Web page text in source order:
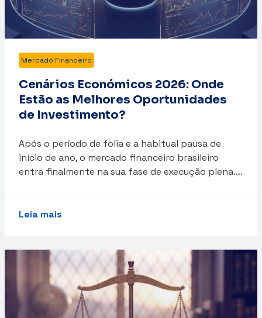
Mercado Financeiro
Cenários Económicos 2026: Onde
Estão as Melhores Oportunidades
de Investimento?
Após o período de folia e a habitual pausa de
início de ano, o mercado financeiro brasileiro
entra finalmente na sua fase de execução plena.…
Leia mais